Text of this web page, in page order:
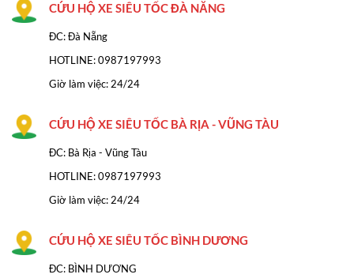
CỨU HỘ XE SIÊU TỐC ĐÀ NĂNG
ĐC: Đà Nẵng
HOTLINE:0987197993
Giờ làm việc: 24/24
CỨU HỘ XE SIÊU TỐC BÀ RỊA - VŨNG TÀU
ĐC: Bà Rịa - Vũng Tàu
HOTLINE: 0987197993
Giờ làm việc: 24/24
CỨU HỘ XE SIÊU TỐC BÌNH DƯƠNG
ĐC: BÌNH DƯƠNG